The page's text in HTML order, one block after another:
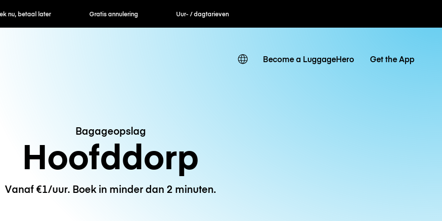
nu, betaal later Gratis annulering Uur- / dagtarieven
Become a LuggageHero Get the App
Bagageopslag
Hoofddorp
Vanaf €1/uur. Boek in minder dan 2 minuten.